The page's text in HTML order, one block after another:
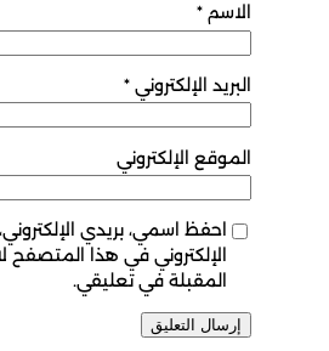
الاسم *
البريد الإلكتروني *
الموقع الإلكتروني
احفظ اسمي، بريدي
الإلكتروني في هذا المتصفح
المقبلة في تعليقي.